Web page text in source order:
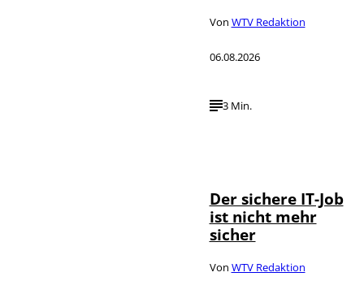
Von WTV Redaktion
06.08.2026
3 Min.
Der sichere IT-Job
ist nicht mehr
sicher
Von WTV Redaktion